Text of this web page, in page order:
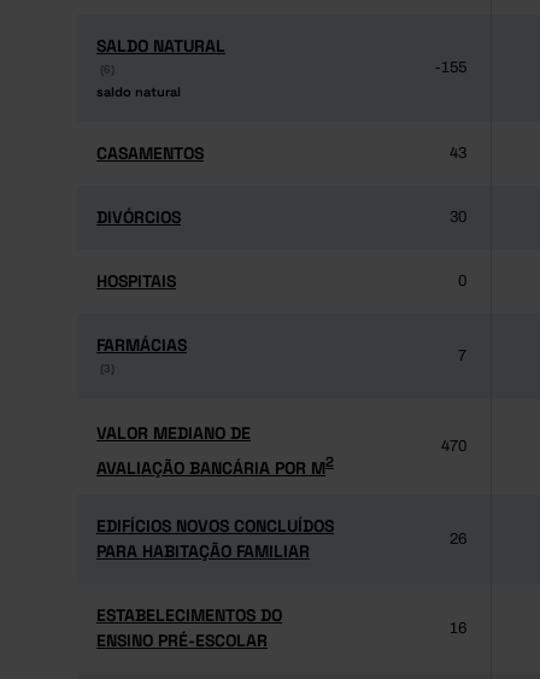
SALDO NATURAL
(6)
saldo natural
SALDO NATURAL
(6)
saldo natural
-155
CASAMENTOS
CASAMENTOS 43
DIVÓRCIOS
DIVÓRCIOS 30
HOSPITAIS
HOSPITAIS 0
FARMÁCIAS
(3)
FARMÁCIAS
(3)
7
VALOR MEDIANO DE
AVALIAÇÃO BANCÁRIA POR M2
VALOR MEDIANO DE
AVALIAÇÃO BANCÁRIA POR M2
470
EDIFÍCIOS NOVOS CONCLUÍDOS
PARA HABITAÇÃO FAMILIAR
EDIFÍCIOS NOVOS CONCLUÍDOS
PARA HABITAÇÃO FAMILIAR
26
ESTABELECIMENTOS DO
ENSINO PRÉ-ESCOLAR
ESTABELECIMENTOS DO
ENSINO PRÉ-ESCOLAR
16